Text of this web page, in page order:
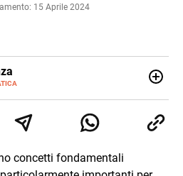
15 Aprile 2024
conseguito la laurea triennale in
a Messina e in Economia
stato chiamato per una supplenza
concetti fondamentali